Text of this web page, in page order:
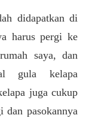
didapatkan di
harus pergi ke
saya, dan
gula kelapa
juga cukup
dan pasokannya